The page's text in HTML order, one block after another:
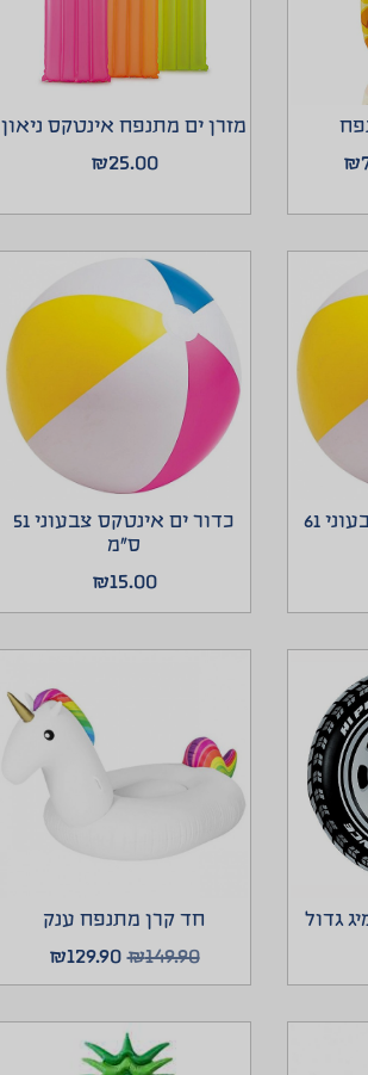
₪
מזרן ים מתנפח אינטקס ניאון
₪25.00
כדור ים אינטקס צבעוני 61
כדור ים אינטקס צבעוני 51
ס”מ
₪15.00
גדול חד קרן מתנפח ענק
₪149.90
₪129.90